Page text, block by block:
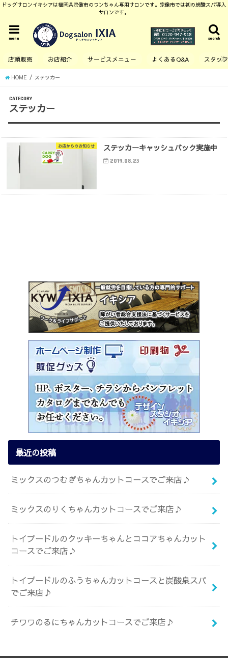
ドッグサロンイキシアは福岡県宗像市のワンちゃん専用サロンです。宗像市では初の炭酸スパ導入
サロンです。
search
menu
店頭販売 お店紹介 サービスメニュー よくあるQ&A スタッ
HOME ステッカー
CATEGORY
ステッカー
お店からのお知らせ ステッカーキャッシュバック実施中
2019.08.23
最近の投稿
ミックスのつむぎちゃんカットコースでご来店♪
ミックスのりくちゃんカットコースでご来店♪
トイプードルのクッキーちゃんとココアちゃんカット
コースでご来店♪
トイプードルのふうちゃんカットコースと炭酸泉スパ
でご来店♪
チワワのるにちゃんカットコースでご来店♪